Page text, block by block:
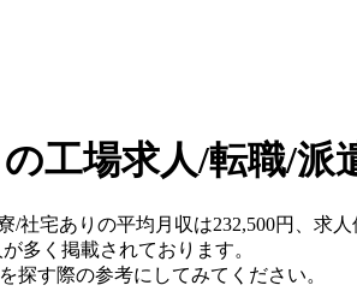
工場求人/転職/派
宅ありの平均月収は232,500円、求人
多く掲載されております。
探す際の参考にしてみてください。